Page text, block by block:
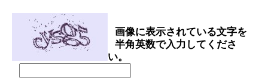
画像に表示されている文字を
半角英数で入力してくださ
い。